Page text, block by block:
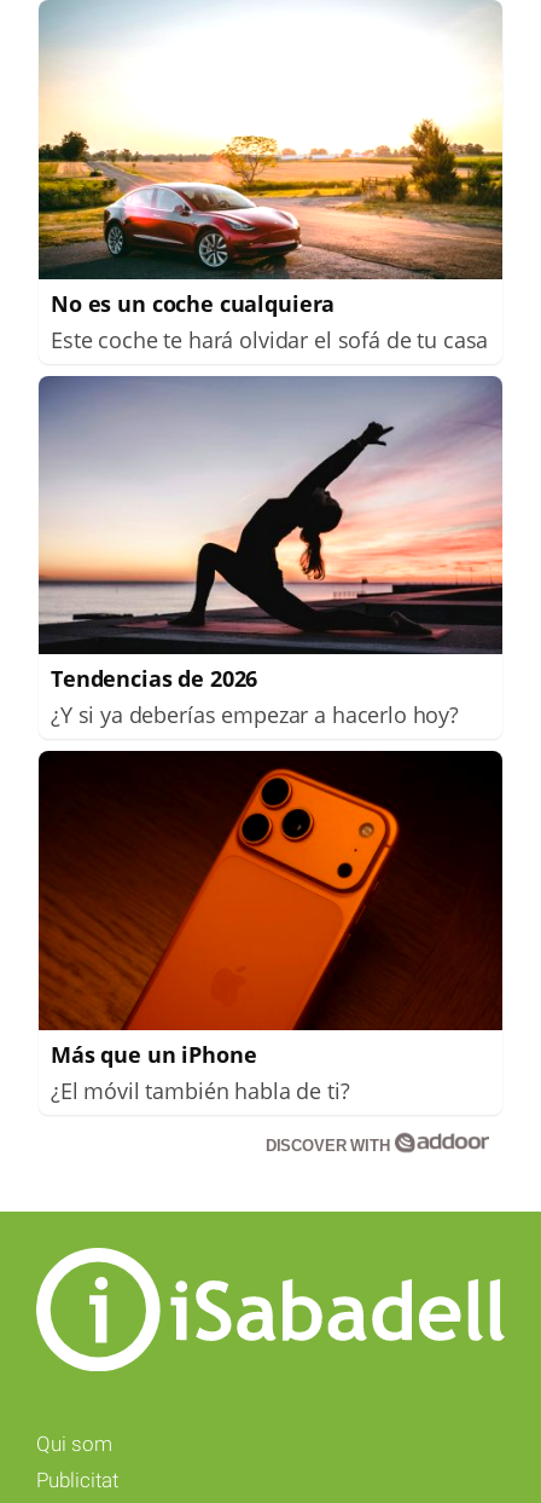
No es un coche cualquiera
Este coche te hará olvidar el sofá de tu casa
Tendencias de 2026
¿Y si ya deberías empezar a hacerlo hoy?
Más que un iPhone
¿El móvil también habla de ti?
DISCOVER WITH
Qui som
Publicitat